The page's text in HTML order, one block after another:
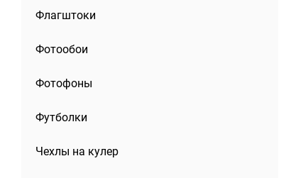
Флагштоки
Фотообои
Фотофоны
Футболки
Чехлы на кулер